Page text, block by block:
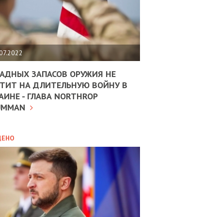
ЗАПАСОВ ОРУЖИЯ НЕ
НА ДЛИТЕЛЬНУЮ ВОЙНУ В
- ГЛАВА NORTHROP
10.02.2025